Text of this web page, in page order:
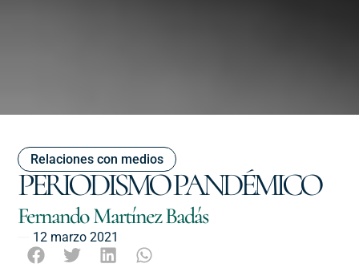
PERIODISMO PANDÉMICO
Relaciones con medios
Fernando Martínez Badás
12 marzo 2021